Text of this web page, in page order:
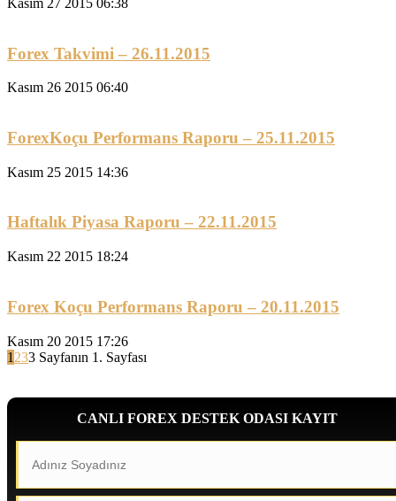
Forex Takvimi – 26.11.2015
Kasım 26 2015 06:40
ForexKoçu Performans Raporu – 25.11.2015
Kasım 25 2015 14:36
Haftalık Piyasa Raporu – 22.11.2015
Kasım 22 2015 18:24
Forex Koçu Performans Raporu – 20.11.2015
Kasım 20 2015 17:26
1 233 Sayfanın 1. Sayfası
CANLI FOREX DESTEK ODASI KAYIT